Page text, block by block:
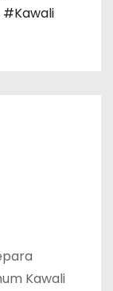
#Kawali
Kawali